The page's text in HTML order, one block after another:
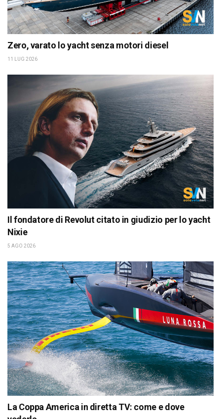
Zero, varato lo yacht senza motori diesel
11 LUG 2026
Il fondatore di Revolut citato in giudizio per lo yacht
Nixie
5 AGO 2026
La Coppa America in diretta TV: come e dove